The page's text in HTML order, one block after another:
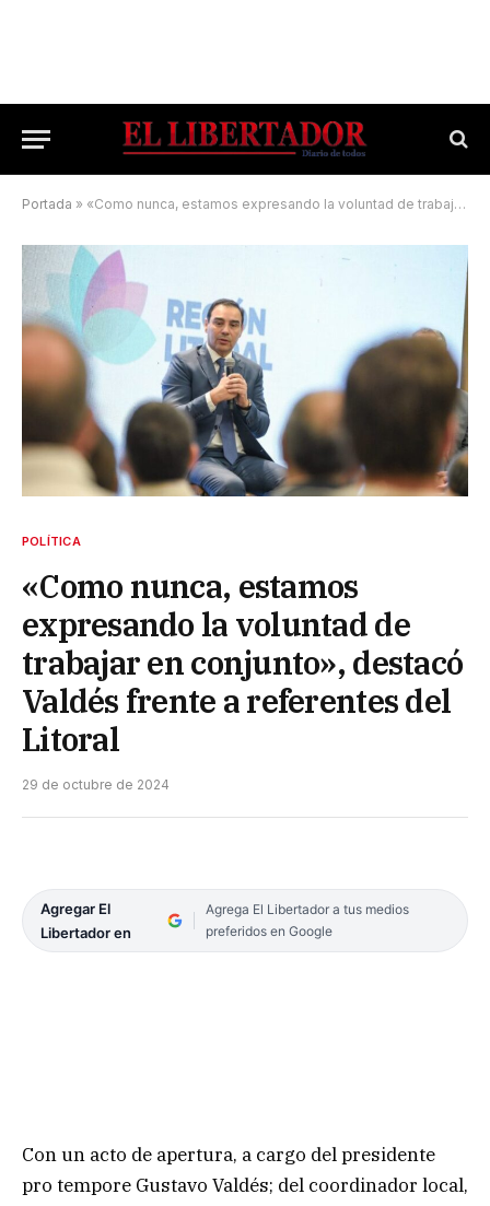
Portada » «Como nunca, estamos expresando la voluntad de trabajar en conjunto», destacó Valdés frente a referentes del Litoral
POLÍTICA
«Como nunca, estamos
expresando la voluntad de
trabajar en conjunto», destacó
Valdés frente a referentes del
Litoral
29 de octubre de 2024
Agregar El
Libertador en
Agrega El Libertador a tus medios
preferidos en Google
Con un acto de apertura, a cargo del presidente
pro tempore Gustavo Valdés; del coordinador local,